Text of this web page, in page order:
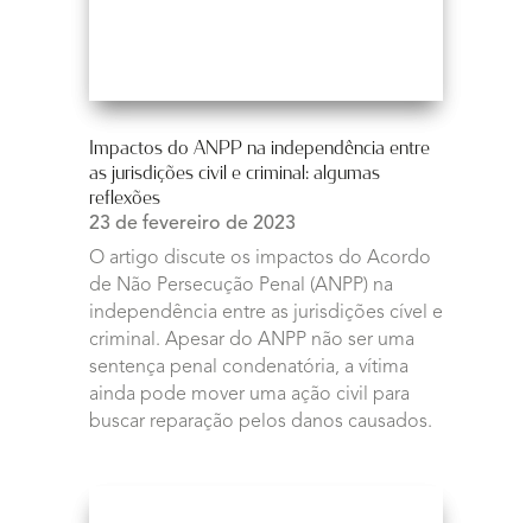
Impactos do ANPP na independência entre
as jurisdições civil e criminal: algumas
reflexões
23 de fevereiro de 2023
O artigo discute os impactos do Acordo
de Não Persecução Penal (ANPP) na
independência entre as jurisdições cível e
criminal. Apesar do ANPP não ser uma
sentença penal condenatória, a vítima
ainda pode mover uma ação civil para
buscar reparação pelos danos causados.